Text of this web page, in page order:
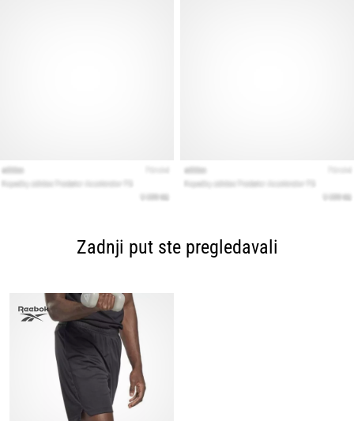
Zadnji put ste pregledavali